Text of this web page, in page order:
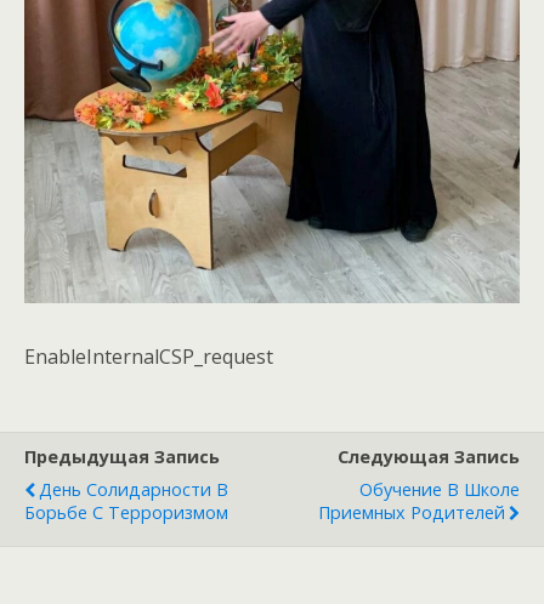
EnableInternalCSP_request
Предыдущая Запись
День Солидарности В
Борьбе С Терроризмом
Следующая Запись
Обучение В Школе
Приемных Родителей